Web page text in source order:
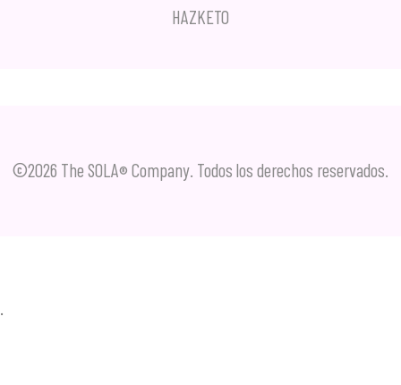
HAZKETO
©2026 The SOLA® Company. Todos los derechos reservados.